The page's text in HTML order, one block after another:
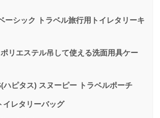
ーシック トラベル旅行用トイレタリーキ
リエステル吊して使える洗面用具ケー
ハピタス) スヌーピー トラベルポーチ
イレタリーバッグ